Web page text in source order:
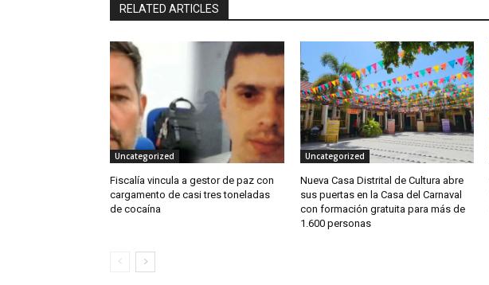
RELATED ARTICLES
Uncategorized
Fiscalía vincula a gestor de paz con
cargamento de casi tres toneladas
de cocaína
Uncategorized
Nueva Casa Distrital de Cultura abre
sus puertas en la Casa del Carnaval
con formación gratuita para más de
1.600 personas